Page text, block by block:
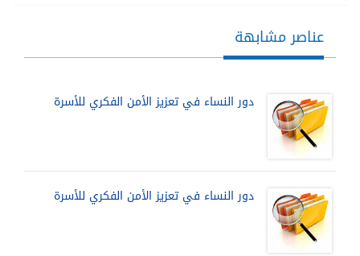
عناصر مشابهة
دور النساء في تعزيز الأمن الفكري للأسرة‏
دور النساء في تعزيز الأمن الفكري للأسرة‏